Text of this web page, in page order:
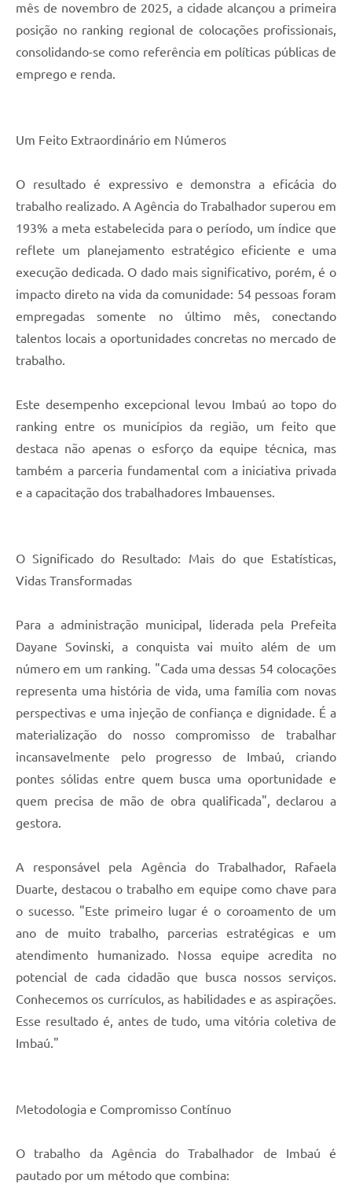
mês de novembro de 2025, a cidade alcançou a primeira
posição no ranking regional de colocações profissionais,
consolidando-se como referência em políticas públicas de
emprego e renda.
Um Feito Extraordinário em Números
O resultado é expressivo e demonstra a eficácia do
trabalho realizado. A Agência do Trabalhador superou em
193% a meta estabelecida para o período, um índice que
reflete um planejamento estratégico eficiente e uma
execução dedicada. O dado mais significativo, porém, é o
impacto direto na vida da comunidade: 54 pessoas foram
empregadas somente no último mês, conectando
talentos locais a oportunidades concretas no mercado de
trabalho.
Este desempenho excepcional levou Imbaú ao topo do
ranking entre os municípios da região, um feito que
destaca não apenas o esforço da equipe técnica, mas
também a parceria fundamental com a iniciativa privada
e a capacitação dos trabalhadores Imbauenses.
O Significado do Resultado: Mais do que Estatísticas,
Vidas Transformadas
Para a administração municipal, liderada pela Prefeita
Dayane Sovinski, a conquista vai muito além de um
número em um ranking. "Cada uma dessas 54 colocações
representa uma história de vida, uma família com novas
perspectivas e uma injeção de confiança e dignidade. É a
materialização do nosso compromisso de trabalhar
incansavelmente pelo progresso de Imbaú, criando
pontes sólidas entre quem busca uma oportunidade e
quem precisa de mão de obra qualificada", declarou a
gestora.
A responsável pela Agência do Trabalhador, Rafaela
Duarte, destacou o trabalho em equipe como chave para
o sucesso. "Este primeiro lugar é o coroamento de um
ano de muito trabalho, parcerias estratégicas e um
atendimento humanizado. Nossa equipe acredita no
potencial de cada cidadão que busca nossos serviços.
Conhecemos os currículos, as habilidades e as aspirações.
Esse resultado é, antes de tudo, uma vitória coletiva de
Imbaú."
Metodologia e Compromisso Contínuo
O trabalho da Agência do Trabalhador de Imbaú é
pautado por um método que combina: